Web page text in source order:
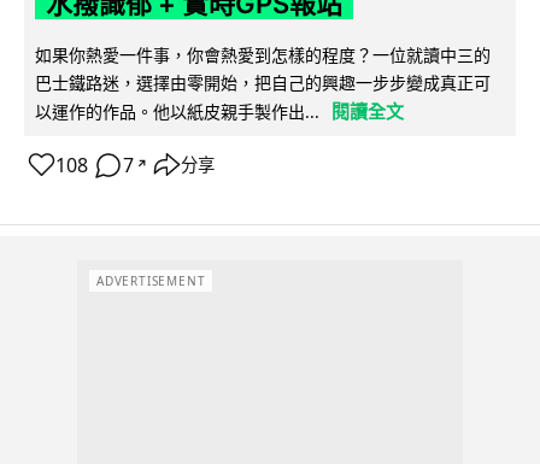
如果你熱愛一件事，你會熱愛到怎樣的程度？一位就讀中三的
巴士鐵路迷，選擇由零開始，把自己的興趣一步步變成真正可
以運作的作品。他以紙皮親手製作出...
閱讀全文
108 7 ↗ 分享
ADVERTISEMENT